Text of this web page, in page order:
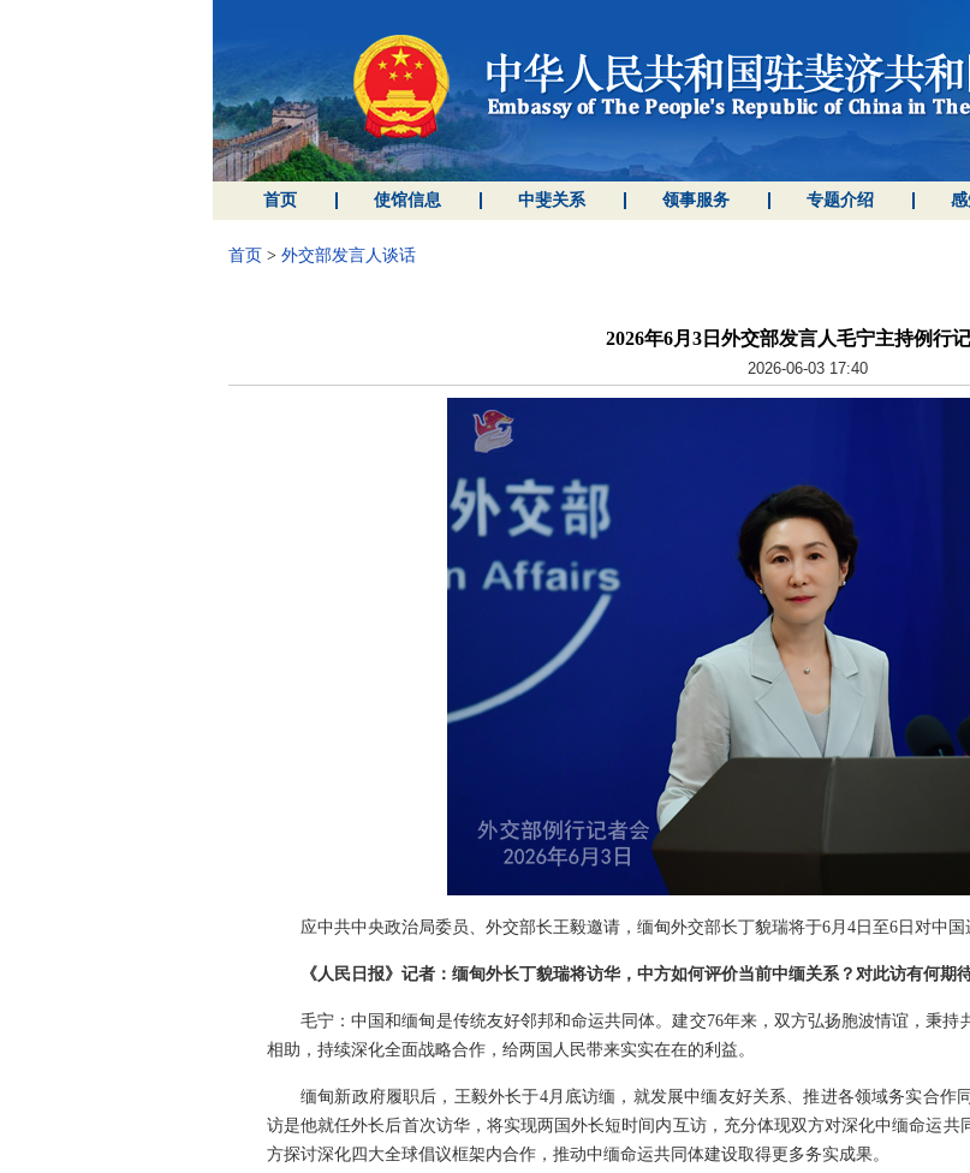
首页 使馆信息 中斐关系 领事服务 专题介绍 感
首页 > 外交部发言人谈话
2026年6月3日外交部发言人毛宁主持例行
2026-06-03 17:40
应中共中央政治局委员、外交部长王毅邀请，缅甸外交部长丁貌瑞将于6月4日至6日对中国
《人民日报》记者：缅甸外长丁貌瑞将访华，中方如何评价当前中缅关系？对此访有何期
毛宁：中国和缅甸是传统友好邻邦和命运共同体。建交76年来，双方弘扬胞波情谊，秉
相助，持续深化全面战略合作，给两国人民带来实实在在的利益。
缅甸新政府履职后，王毅外长于4月底访缅，就发展中缅友好关系、推进各领域务实合作
访是他就任外长后首次访华，将实现两国外长短时间内互访，充分体现双方对深化中缅命运
方探讨深化四大全球倡议框架内合作，推动中缅命运共同体建设取得更多务实成果。